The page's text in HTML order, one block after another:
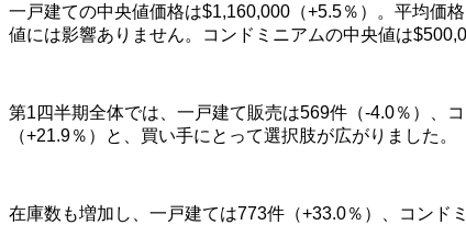
一戸建ての中央値価格は$1,160,000（+5.5％）。平均価
値には影響ありません。コンドミニアムの中央値は
第1四半期全体では、一戸建て販売は569件（-4.0％）、
（+21.9％）と、買い手にとって選択肢が広がりました。
在庫数も増加し、一戸建ては773件（+33.0％）、コンド